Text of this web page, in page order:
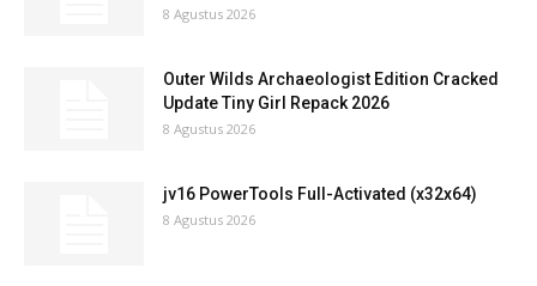
8 Agustus 2026
Outer Wilds Archaeologist Edition Cracked
Update Tiny Girl Repack 2026
8 Agustus 2026
jv16 PowerTools Full-Activated (x32x64)
8 Agustus 2026